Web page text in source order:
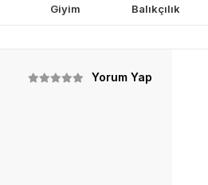
Giyim Balıkçılık
Yorum Yap